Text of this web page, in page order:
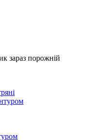
зараз порожній